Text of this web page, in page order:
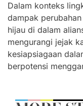
Dalam konteks
dampak
hijau di dalam
mengurangi jejak
kesiapsiagaan
berpotensi